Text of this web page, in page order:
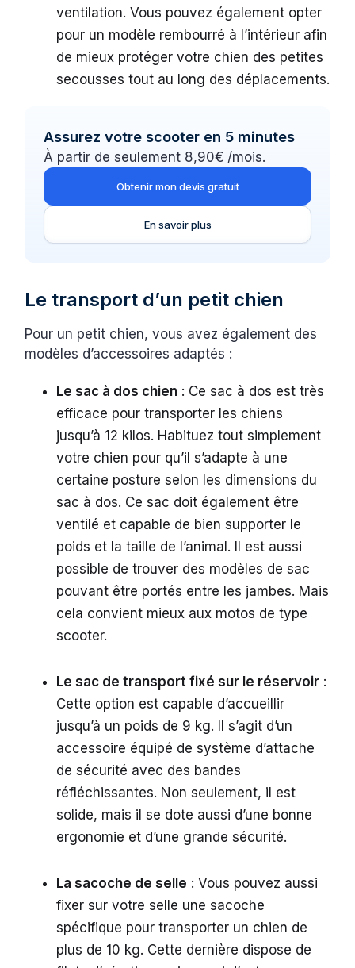
ventilation. Vous pouvez également opter
pour un modèle rembourré à l’intérieur afin
de mieux protéger votre chien des petites
secousses tout au long des déplacements.
Assurez votre scooter en 5 minutes
À partir de seulement 8,90€ /mois.
Obtenir mon devis gratuit
En savoir plus
Le transport d’un petit chien
Pour un petit chien, vous avez également des
modèles d’accessoires adaptés :
Le sac à dos chien : Ce sac à dos est très
efficace pour transporter les chiens
jusqu’à 12 kilos. Habituez tout simplement
votre chien pour qu’il s’adapte à une
certaine posture selon les dimensions du
sac à dos. Ce sac doit également être
ventilé et capable de bien supporter le
poids et la taille de l’animal. Il est aussi
possible de trouver des modèles de sac
pouvant être portés entre les jambes. Mais
cela convient mieux aux motos de type
scooter.
Le sac de transport fixé sur le réservoir :
Cette option est capable d’accueillir
jusqu’à un poids de 9 kg. Il s’agit d’un
accessoire équipé de système d’attache
de sécurité avec des bandes
réfléchissantes. Non seulement, il est
solide, mais il se dote aussi d’une bonne
ergonomie et d’une grande sécurité.
La sacoche de selle : Vous pouvez aussi
fixer sur votre selle une sacoche
spécifique pour transporter un chien de
plus de 10 kg. Cette dernière dispose de